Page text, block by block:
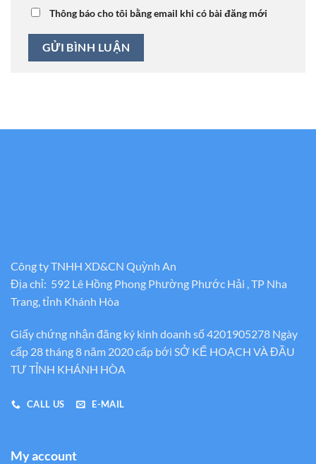
Thông báo cho tôi bằng email khi có bài đăng mới
Công ty TNHH XD&CN Quỳnh An
Địa chỉ: 592 Lê Hồng Phong Phường Phước Hải , TP Nha
Trang, tỉnh Khánh Hòa
Giấy chứng nhận đăng ký kinh doanh số 4201905278 Ngày
cấp 28 tháng 8 năm 2020 cấp bới SỞ KẾ HOẠCH VÀ ĐẦU
TƯ TỈNH KHÁNH HÒA
CALL US E-MAIL
My account